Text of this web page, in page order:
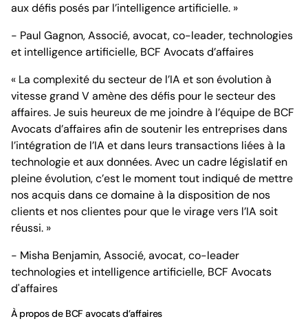
aux défis posés par l’intelligence artificielle. »
- Paul Gagnon, Associé, avocat, co-leader, technologies
et intelligence artificielle, BCF Avocats d’affaires
« La complexité du secteur de l’IA et son évolution à
vitesse grand V amène des défis pour le secteur des
affaires. Je suis heureux de me joindre à l’équipe de BCF
Avocats d’affaires afin de soutenir les entreprises dans
l’intégration de l’IA et dans leurs transactions liées à la
technologie et aux données. Avec un cadre législatif en
pleine évolution, c’est le moment tout indiqué de mettre
nos acquis dans ce domaine à la disposition de nos
clients et nos clientes pour que le virage vers l’IA soit
réussi. »
- Misha Benjamin, Associé, avocat, co-leader
technologies et intelligence artificielle, BCF Avocats
d'affaires
À propos de BCF avocats d’affaires